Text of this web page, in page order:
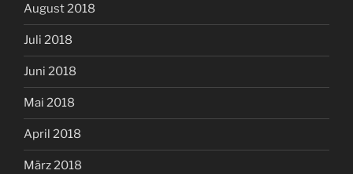
August 2018
Juli 2018
Juni 2018
Mai 2018
April 2018
März 2018